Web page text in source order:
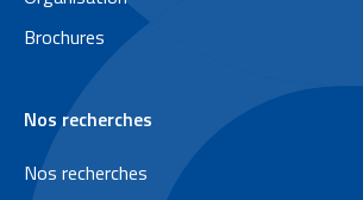
d
e
p
a
Brochures
Nos recherches
Nos recherches